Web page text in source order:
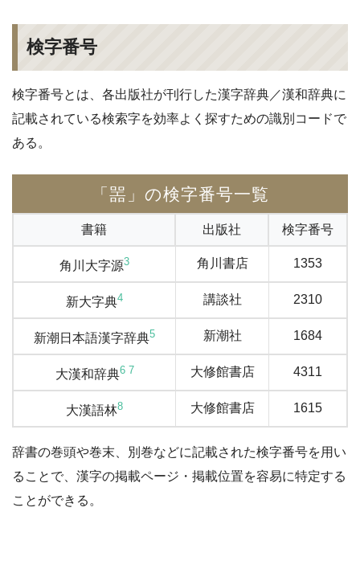
検字番号
検字番号とは、各出版社が刊行した漢字辞典／漢和辞典に
記載されている検索字を効率よく探すための識別コードで
ある。
「噐」の検字番号一覧
書籍 出版社 検字番号
角川大字源3 角川書店 1353
新大字典4 講談社 2310
新潮日本語漢字辞典5 新潮社 1684
大漢和辞典6 7 大修館書店 4311
大漢語林8 大修館書店 1615
辞書の巻頭や巻末、別巻などに記載された検字番号を用い
ることで、漢字の掲載ページ・掲載位置を容易に特定する
ことができる。